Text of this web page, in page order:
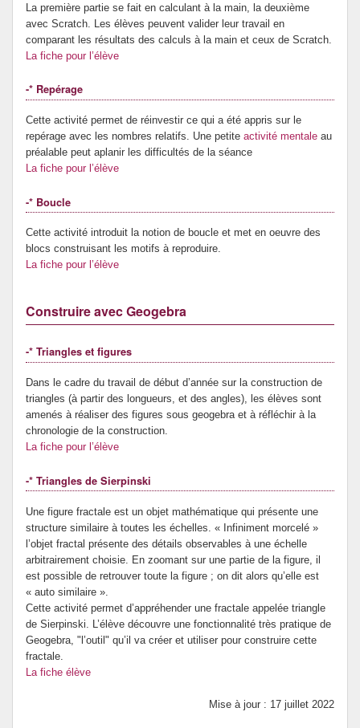
La première partie se fait en calculant à la main, la deuxième
avec Scratch. Les élèves peuvent valider leur travail en
comparant les résultats des calculs à la main et ceux de Scratch.
La fiche pour l’élève
-* Repérage
Cette activité permet de réinvestir ce qui a été appris sur le
repérage avec les nombres relatifs. Une petite activité mentale au
préalable peut aplanir les difficultés de la séance
La fiche pour l’élève
-* Boucle
Cette activité introduit la notion de boucle et met en oeuvre des
blocs construisant les motifs à reproduire.
La fiche pour l’élève
Construire avec Geogebra
-* Triangles et figures
Dans le cadre du travail de début d’année sur la construction de
triangles (à partir des longueurs, et des angles), les élèves sont
amenés à réaliser des figures sous geogebra et à réfléchir à la
chronologie de la construction.
La fiche pour l’élève
-* Triangles de Sierpinski
Une figure fractale est un objet mathématique qui présente une
structure similaire à toutes les échelles. « Infiniment morcelé »
l’objet fractal présente des détails observables à une échelle
arbitrairement choisie. En zoomant sur une partie de la figure, il
est possible de retrouver toute la figure ; on dit alors qu’elle est
« auto similaire ».
Cette activité permet d’appréhender une fractale appelée triangle
de Sierpinski. L’élève découvre une fonctionnalité très pratique de
Geogebra, "l’outil" qu’il va créer et utiliser pour construire cette
fractale.
La fiche élève
Mise à jour : 17 juillet 2022